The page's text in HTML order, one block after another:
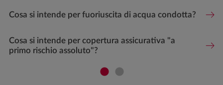
Cosa si intende per fuoriuscita di acqua condotta?
Cosa si intende per copertura assicurativa "a
primo rischio assoluto"?